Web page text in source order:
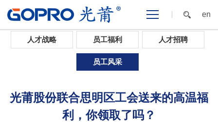
en
首页 >加入光莆 > 员工风采
人才战略 员工福利 人才招聘
员工风采
光莆股份联合思明区工会送来的高温福
利，你领取了吗？